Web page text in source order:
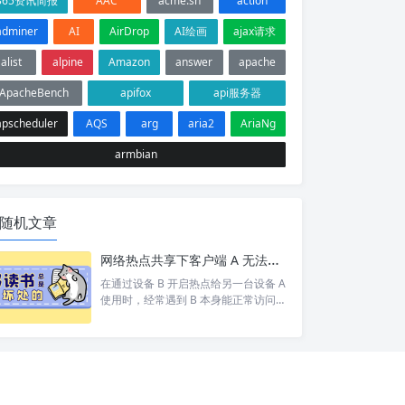
AI AirDrop AI绘画
ajax请求
alist
alpine Amazon answer
apache
apifox
api服务器
AQS arg aria2
AriaNg
armbian
随机文章
网络热点共享下客户端 A 无法访问目标设备 C 排查
在通过设备 B 开启热点给另一台设备 A
使用时，经常遇到 B 本身能正常访问网